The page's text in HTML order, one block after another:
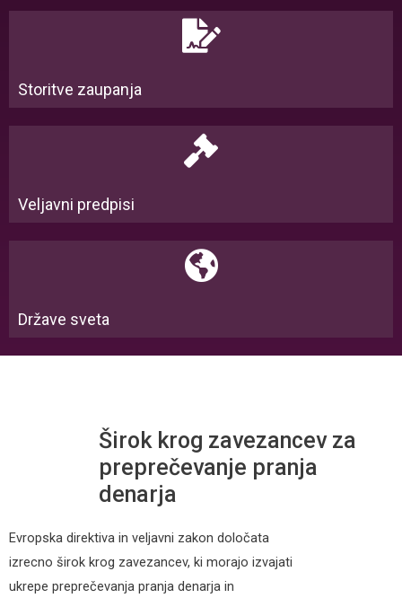
Storitve zaupanja
Veljavni predpisi
Države sveta
Širok krog zavezancev za
preprečevanje pranja
denarja
Evropska direktiva in veljavni zakon določata
izrecno širok krog zavezancev, ki morajo izvajati
ukrepe preprečevanja pranja denarja in